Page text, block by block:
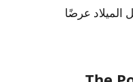
عرضًا